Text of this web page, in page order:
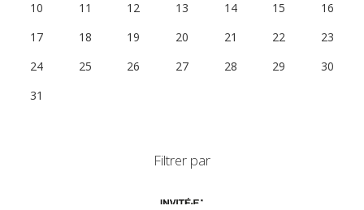
10
11 12 13 14 15
16
17
18 19 20 21 22
23
24
25 26 27 28 29
30
31
Filtrer par